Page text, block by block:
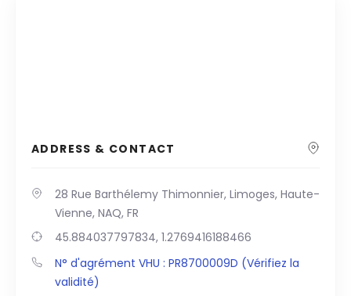
ADDRESS & CONTACT
28 Rue Barthélemy Thimonnier, Limoges, Haute-
Vienne, NAQ, FR
45.884037797834, 1.2769416188466
N° d'agrément VHU : PR8700009D (Vérifiez la
validité)